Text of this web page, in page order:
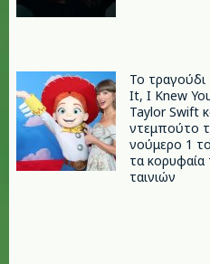
Το
It, I Knew
Taylor Swift
ντεμπούτο
νούμερο 1
τα κορυφαία
ταινιών